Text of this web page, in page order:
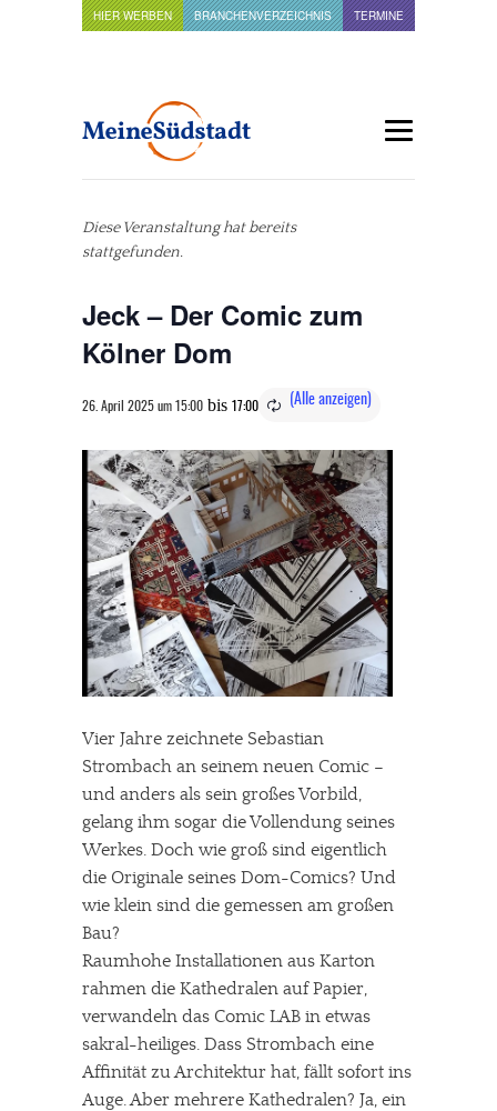
HIER WERBEN BRANCHENVERZEICHNIS TERMINE
Diese Veranstaltung hat bereits
stattgefunden.
Jeck – Der Comic zum
Kölner Dom
26. April 2025 um 15:00 bis 17:00
Vier Jahre zeichnete Sebastian
Strombach an seinem neuen Comic –
und anders als sein großes Vorbild,
gelang ihm sogar die Vollendung seines
Werkes. Doch wie groß sind eigentlich
die Originale seines Dom-Comics? Und
wie klein sind die gemessen am großen
Bau?
Raumhohe Installationen aus Karton
rahmen die Kathedralen auf Papier,
verwandeln das Comic LAB in etwas
sakral-heiliges. Dass Strombach eine
Affinität zu Architektur hat, fällt sofort ins
Auge. Aber mehrere Kathedralen? Ja, ein